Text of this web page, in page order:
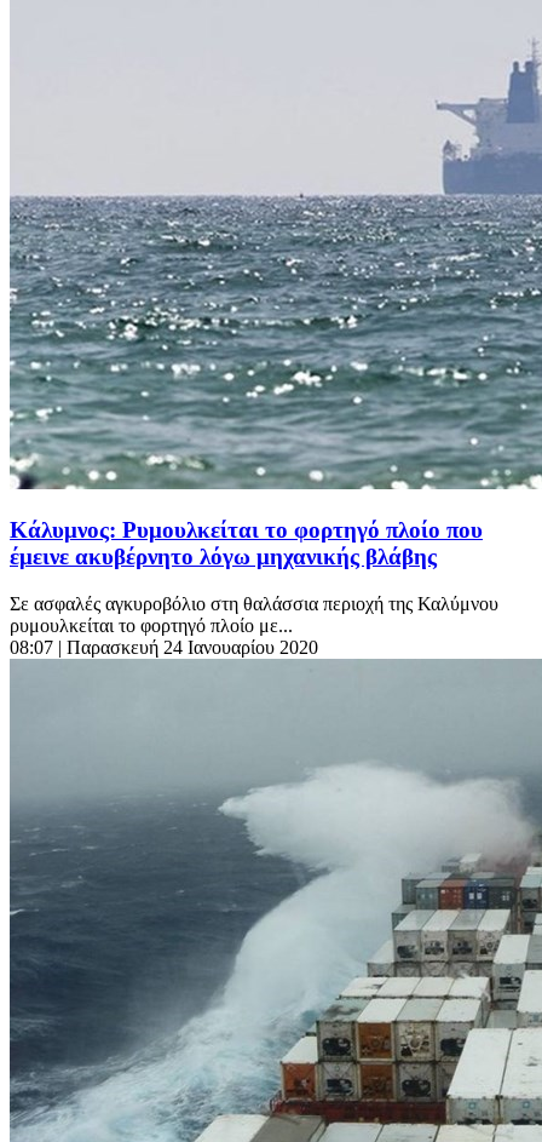
Κάλυμνος: Ρυμουλκείται το φορτηγό πλοίο που
έμεινε ακυβέρνητο λόγω μηχανικής βλάβης
Σε ασφαλές αγκυροβόλιο στη θαλάσσια περιοχή της Καλύμνου
ρυμουλκείται το φορτηγό πλοίο με...
08:07 | Παρασκευή 24 Ιανουαρίου 2020